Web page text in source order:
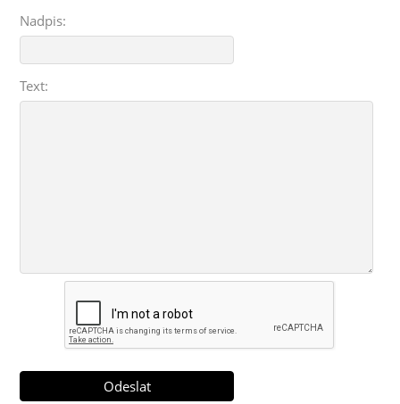
Nadpis:
Text: